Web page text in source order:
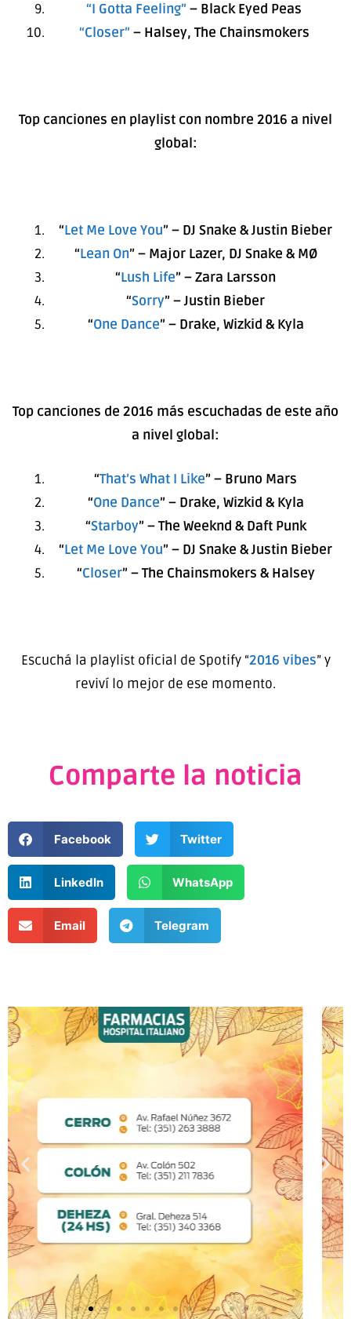
“I Gotta Feeling” – Black Eyed Peas
“Closer” – Halsey, The Chainsmokers
Top canciones en playlist con nombre 2016 a nivel
global:
“Let Me Love You” – DJ Snake & Justin Bieber
“Lean On” – Major Lazer, DJ Snake & MØ
“Lush Life” – Zara Larsson
“Sorry” – Justin Bieber
“One Dance” – Drake, Wizkid & Kyla
Top canciones de 2016 más escuchadas de este año
a nivel global:
“That’s What I Like” – Bruno Mars
“One Dance” – Drake, Wizkid & Kyla
“Starboy” – The Weeknd & Daft Punk
“Let Me Love You” – DJ Snake & Justin Bieber
“Closer” – The Chainsmokers & Halsey
Escuchá la playlist oficial de Spotify “2016 vibes” y
reviví lo mejor de ese momento.
Comparte la noticia
Facebook Twitter
LinkedIn WhatsApp
Email Telegram